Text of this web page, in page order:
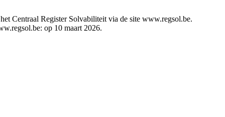
Centraal Register Solvabiliteit via de site www.regsol.be.
op 10 maart 2026.